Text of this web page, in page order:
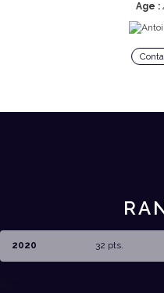
Age :
2020 32 pts.